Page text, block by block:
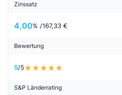
Zinssatz
4,00% /167,33 €
Bewertung
5/5
S&P Länderrating